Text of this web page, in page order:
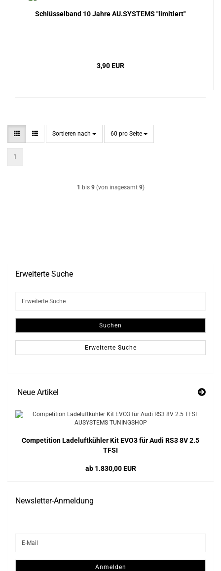
Schlüsselband 10 Jahre AU.SYSTEMS "limitiert"
3,90 EUR
Sortieren nach
Sortieren nach 60 pro Seite
pro Seite
1
1 bis 9(von insgesamt 9)
Erweiterte Suche
Suche
Suchen
Erweiterte Suche
Neue Artikel
Competition Ladeluftkühler Kit EVO3 für Audi RS3 8V 2.5
TFSI
ab 1.830,00 EUR
Newsletter-Anmeldung
ZUR
ANMELDUNG
E-
Anmelden